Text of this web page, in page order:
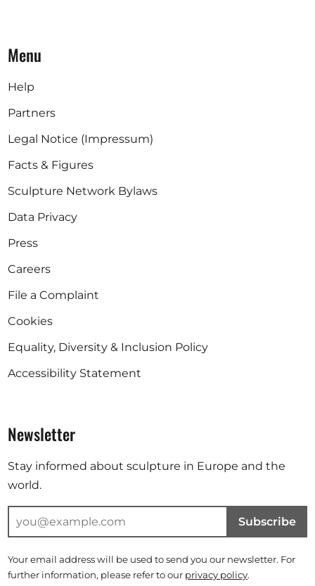
Menu
Help
Partners
Legal Notice (Impressum)
Facts & Figures
Sculpture Network Bylaws
Data Privacy
Press
Careers
File a Complaint
Cookies
Equality, Diversity & Inclusion Policy
Accessibility Statement
Newsletter
Stay informed about sculpture in Europe and the
world.
Subscribe
Your email address will be used to send you our newsletter. For
further information, please refer to our privacy policy.